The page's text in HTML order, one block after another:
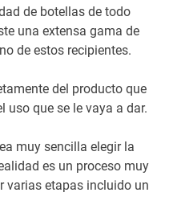
de botellas de todo
una extensa gama de
de estos recipientes.
del producto que
uso que se le vaya a dar.
muy sencilla elegir la
es un proceso muy
varias etapas incluido un